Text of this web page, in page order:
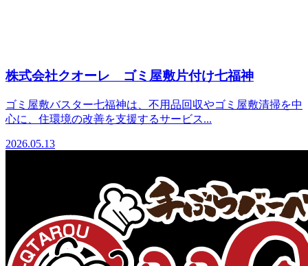
株式会社クオーレ ゴミ屋敷片付け七福神
ゴミ屋敷バスター七福神は、不用品回収やゴミ屋敷清掃を中
心に、住環境の改善を支援するサービス...
2026.05.13